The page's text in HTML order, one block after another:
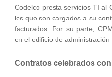
Codelco presta servicios TI al
los que son cargados a su
facturados. Por su parte,
en el edificio de administración
Contratos celebrados